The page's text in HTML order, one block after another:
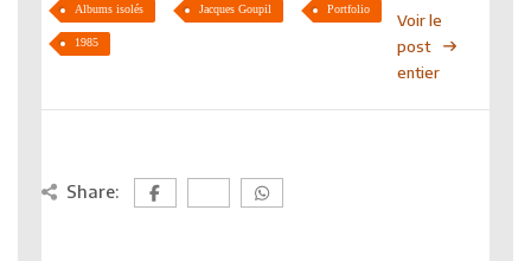
Albums isolés Jacques Goupil Portfolio
1985
Voir le
post
entier
Share: